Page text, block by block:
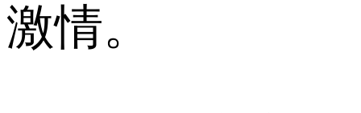
激情。